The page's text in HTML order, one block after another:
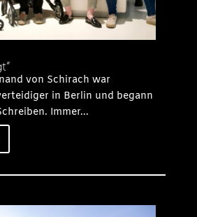
von Schirach war
in Berlin und begann
Immer...